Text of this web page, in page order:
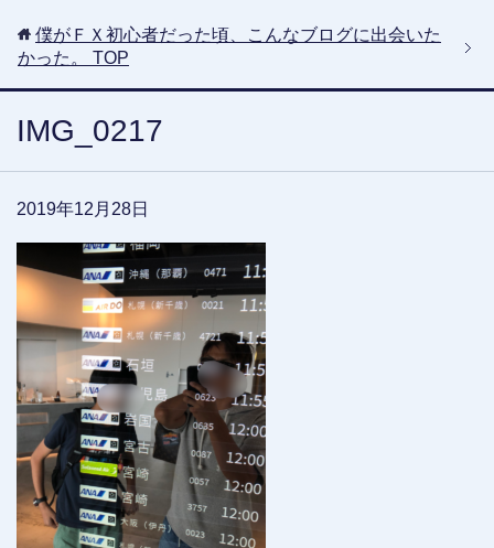
僕がＦＸ初心者だった頃、こんなブログに出会いた
かった。
TOP
IMG_0217
2019年12月28日